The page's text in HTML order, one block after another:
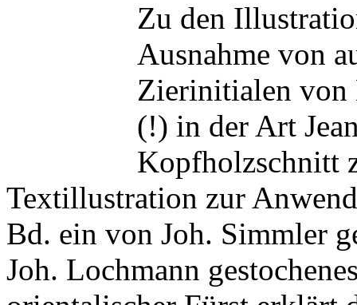
Zu den
Ausnahme von
Zierinitialen von
(!) in der Art
Kopfholzschnitt
Textillustration zur
Bd. ein von Joh. Simmler
Joh. Lochmann